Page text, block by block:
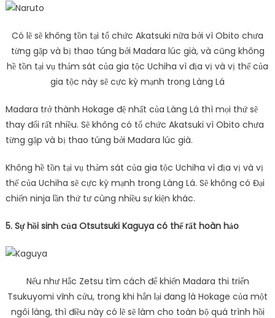
Có lẽ sẽ không tồn tại tổ chức Akatsuki nữa bởi vì Obito chưa
từng gặp và bị thao túng bởi Madara lúc già, và cũng không
hề tồn tại vụ thảm sát của gia tộc Uchiha vì địa vị và vị thế của
gia tộc này sẽ cực kỳ mạnh trong Làng Lá
Madara trở thành Hokage đệ nhất của Làng Lá thì mọi thứ sẽ
thay đổi rất nhiều. Sẽ không có tổ chức Akatsuki vì Obito chưa
từng gặp và bị thao túng bởi Madara lúc già.
Không hề tồn tại vụ thảm sát của gia tộc Uchiha vì địa vị và vị
thế của Uchiha sẽ cực kỳ mạnh trong Làng Lá. Sẽ không có Đại
chiến ninja lần thứ tư cùng nhiều sự kiện khác.
5. Sự hồi sinh của Otsutsuki Kaguya có thể rất hoàn hảo
Nếu như Hắc Zetsu tìm cách để khiến Madara thi triển
Tsukuyomi vĩnh cửu, trong khi hắn lại đang là Hokage của một
ngôi làng, thì điều này có lẽ sẽ làm cho toàn bộ quá trình hồi